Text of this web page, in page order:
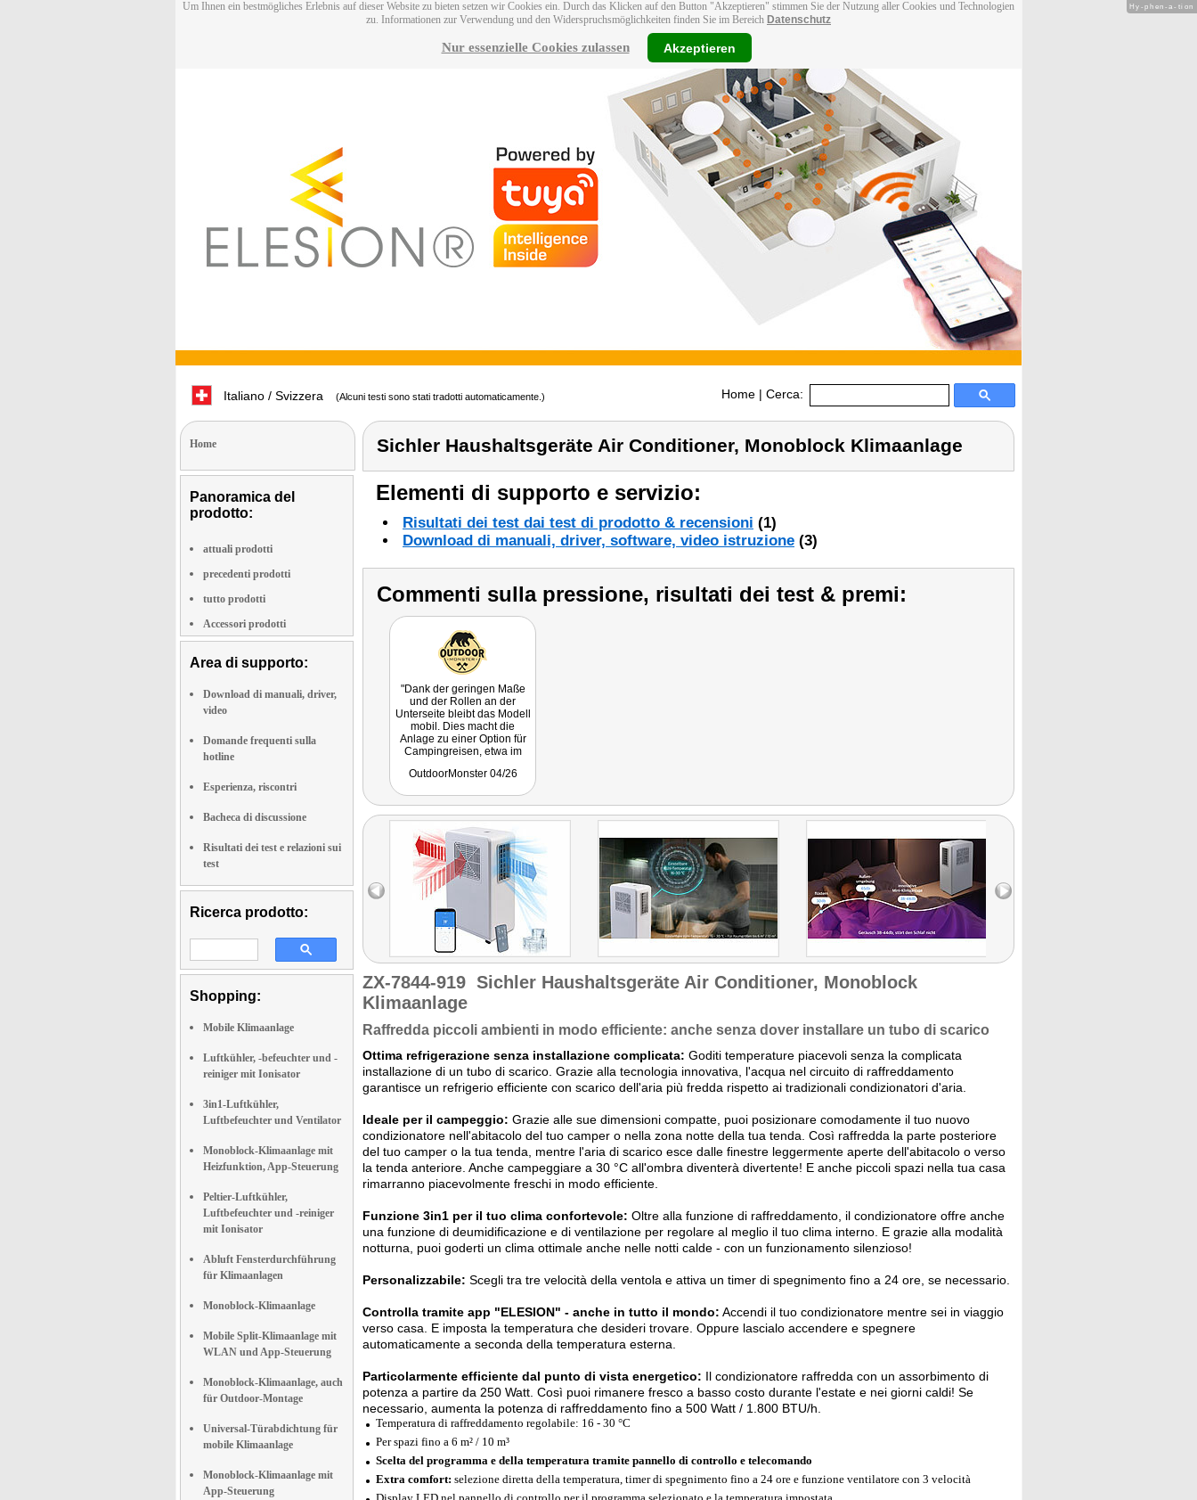
Um Ihnen ein bestmögliches Erlebnis auf dieser Website zu bieten setzen wir Cookies ein. Durch das Klicken auf den Button "Akzeptieren" stimmen Sie der Nutzung aller Cookies und Technologien
zu. Informationen zur Verwendung und den Widerspruchsmöglichkeiten finden Sie im Bereich Datenschutz
Nur essenzielle Cookies zulassen Akzeptieren
Italiano / Svizzera (Alcuni testi sono stati tradotti automaticamente.) Home | Cerca:
Home
Panoramica del
prodotto:
attuali prodotti
precedenti prodotti
tutto prodotti
Accessori prodotti
Area di supporto:
Download di manuali, driver,
video
Domande frequenti sulla
hotline
Esperienza, riscontri
Bacheca di discussione
Risultati dei test e relazioni sui
test
Ricerca prodotto:
Shopping:
Mobile Klimaanlage
Luftkühler, -befeuchter und -
reiniger mit Ionisator
3in1-Luftkühler,
Luftbefeuchter und Ventilator
Monoblock-Klimaanlage mit
Heizfunktion, App-Steuerung
Peltier-Luftkühler,
Luftbefeuchter und -reiniger
mit Ionisator
Abluft Fensterdurchführung
für Klimaanlagen
Monoblock-Klimaanlage
Mobile Split-Klimaanlage mit
WLAN und App-Steuerung
Monoblock-Klimaanlage, auch
für Outdoor-Montage
Universal-Türabdichtung für
mobile Klimaanlage
Monoblock-Klimaanlage mit
App-Steuerung
Sichler Haushaltsgeräte Air Conditioner, Monoblock Klimaanlage
Elementi di supporto e servizio:
Risultati dei test dai test di prodotto & recensioni (1)
Download di manuali, driver, software, video istruzione (3)
Commenti sulla pressione, risultati dei test & premi:
"Dank der geringen Maße
und der Rollen an der
Unterseite bleibt das Modell
mobil. Dies macht die
Anlage zu einer Option für
Campingreisen, etwa im
oder im Schlafbereich eines
oder in Richtung Vorzelt
entweichen kann."
OutdoorMonster 04/26
ZX-7844-919 Sichler Haushaltsgeräte Air Conditioner, Monoblock
Klimaanlage
Raffredda piccoli ambienti in modo efficiente: anche senza dover installare un tubo di scarico
Ottima refrigerazione senza installazione complicata: Goditi temperature piacevoli senza la complicata
installazione di un tubo di scarico. Grazie alla tecnologia innovativa, l'acqua nel circuito di raffreddamento
garantisce un refrigerio efficiente con scarico dell'aria più fredda rispetto ai tradizionali condizionatori d'aria.
Ideale per il campeggio: Grazie alle sue dimensioni compatte, puoi posizionare comodamente il tuo nuovo
condizionatore nell'abitacolo del tuo camper o nella zona notte della tua tenda. Così raffredda la parte posteriore
del tuo camper o la tua tenda, mentre l'aria di scarico esce dalle finestre leggermente aperte dell'abitacolo o verso
la tenda anteriore. Anche campeggiare a 30 °C all'ombra diventerà divertente! E anche piccoli spazi nella tua casa
rimarranno piacevolmente freschi in modo efficiente.
Funzione 3in1 per il tuo clima confortevole: Oltre alla funzione di raffreddamento, il condizionatore offre anche
una funzione di deumidificazione e di ventilazione per regolare al meglio il tuo clima interno. E grazie alla modalità
notturna, puoi goderti un clima ottimale anche nelle notti calde - con un funzionamento silenzioso!
Personalizzabile: Scegli tra tre velocità della ventola e attiva un timer di spegnimento fino a 24 ore, se necessario.
Controlla tramite app "ELESION" - anche in tutto il mondo: Accendi il tuo condizionatore mentre sei in viaggio
verso casa. E imposta la temperatura che desideri trovare. Oppure lascialo accendere e spegnere
automaticamente a seconda della temperatura esterna.
Particolarmente efficiente dal punto di vista energetico: Il condizionatore raffredda con un assorbimento di
potenza a partire da 250 Watt. Così puoi rimanere fresco a basso costo durante l'estate e nei giorni caldi! Se
necessario, aumenta la potenza di raffreddamento fino a 500 Watt / 1.800 BTU/h.
Temperatura di raffreddamento regolabile: 16 - 30 °C
Per spazi fino a 6 m² / 10 m³
Scelta del programma e della temperatura tramite pannello di controllo e telecomando
Extra comfort: selezione diretta della temperatura, timer di spegnimento fino a 24 ore e funzione ventilatore con 3 velocità
Hy-phen-a-tion